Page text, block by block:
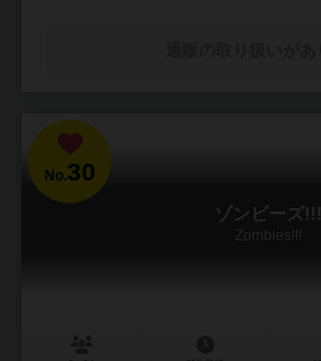
No.30
ゾンビーズ!!!
Zombies!!!